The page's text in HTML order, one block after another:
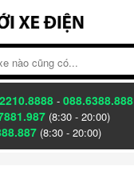
-088.6388.888
(8:30 - 20:00)
(8:30 - 20:00)